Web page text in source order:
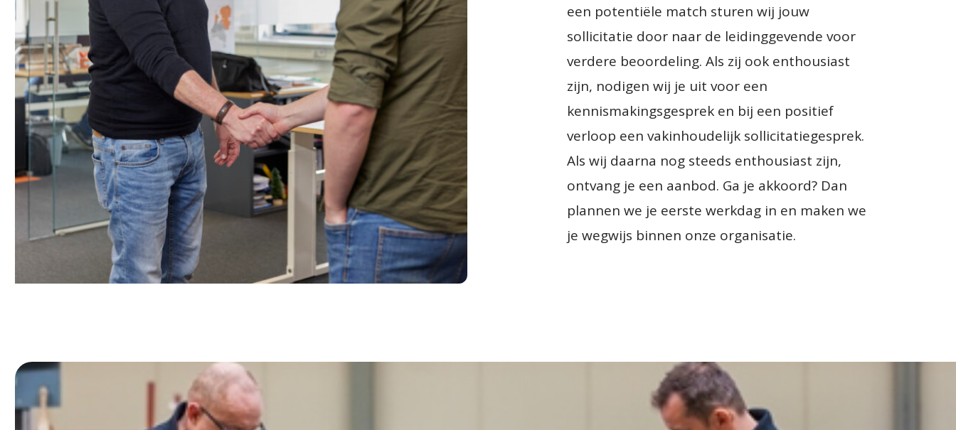
een potentiële match sturen wij jouw
sollicitatie door naar de leidinggevende voor
verdere beoordeling. Als zij ook enthousiast
zijn, nodigen wij je uit voor een
kennismakingsgesprek en bij een positief
verloop een vakinhoudelijk sollicitatiegesprek.
Als wij daarna nog steeds enthousiast zijn,
ontvang je een aanbod. Ga je akkoord? Dan
plannen we je eerste werkdag in en maken we
je wegwijs binnen onze organisatie.